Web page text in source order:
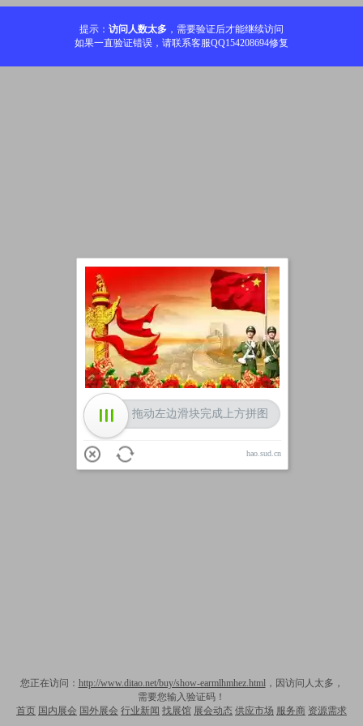
提示： 访问人数太多 ，需要验证后才能继续访问
如果一直验证错误，请联系客服QQ154208694修复
您正在访问： http://www.ditao.net/buy/show-earmlhmhez.html，因访问人太多，
需要您输入验证码！
首页 国内展会 国外展会 行业新闻 找展馆 展会动态 供应市场 服务商 资源需求
加载中
拖动左边滑块完成上方拼图
hao.sud.cn